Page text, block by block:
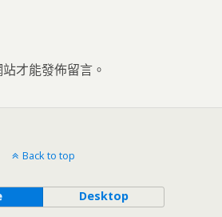
才能發佈留言。
Back to top
Desktop